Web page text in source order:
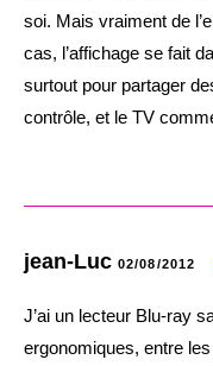
soi. Mais vraiment de
cas, l’affichage se fait
surtout pour partager
contrôle, et le TV
jean-Luc 02/08/2012
J’ai un lecteur Blu-ray
ergonomiques, entre